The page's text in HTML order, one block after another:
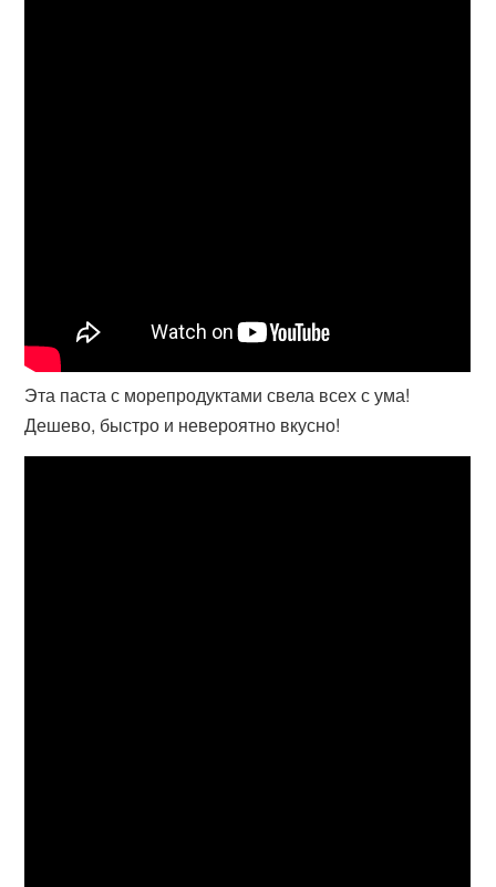
Эта паста с морепродуктами свела всех с ума!
Дешево, быстро и невероятно вкусно!